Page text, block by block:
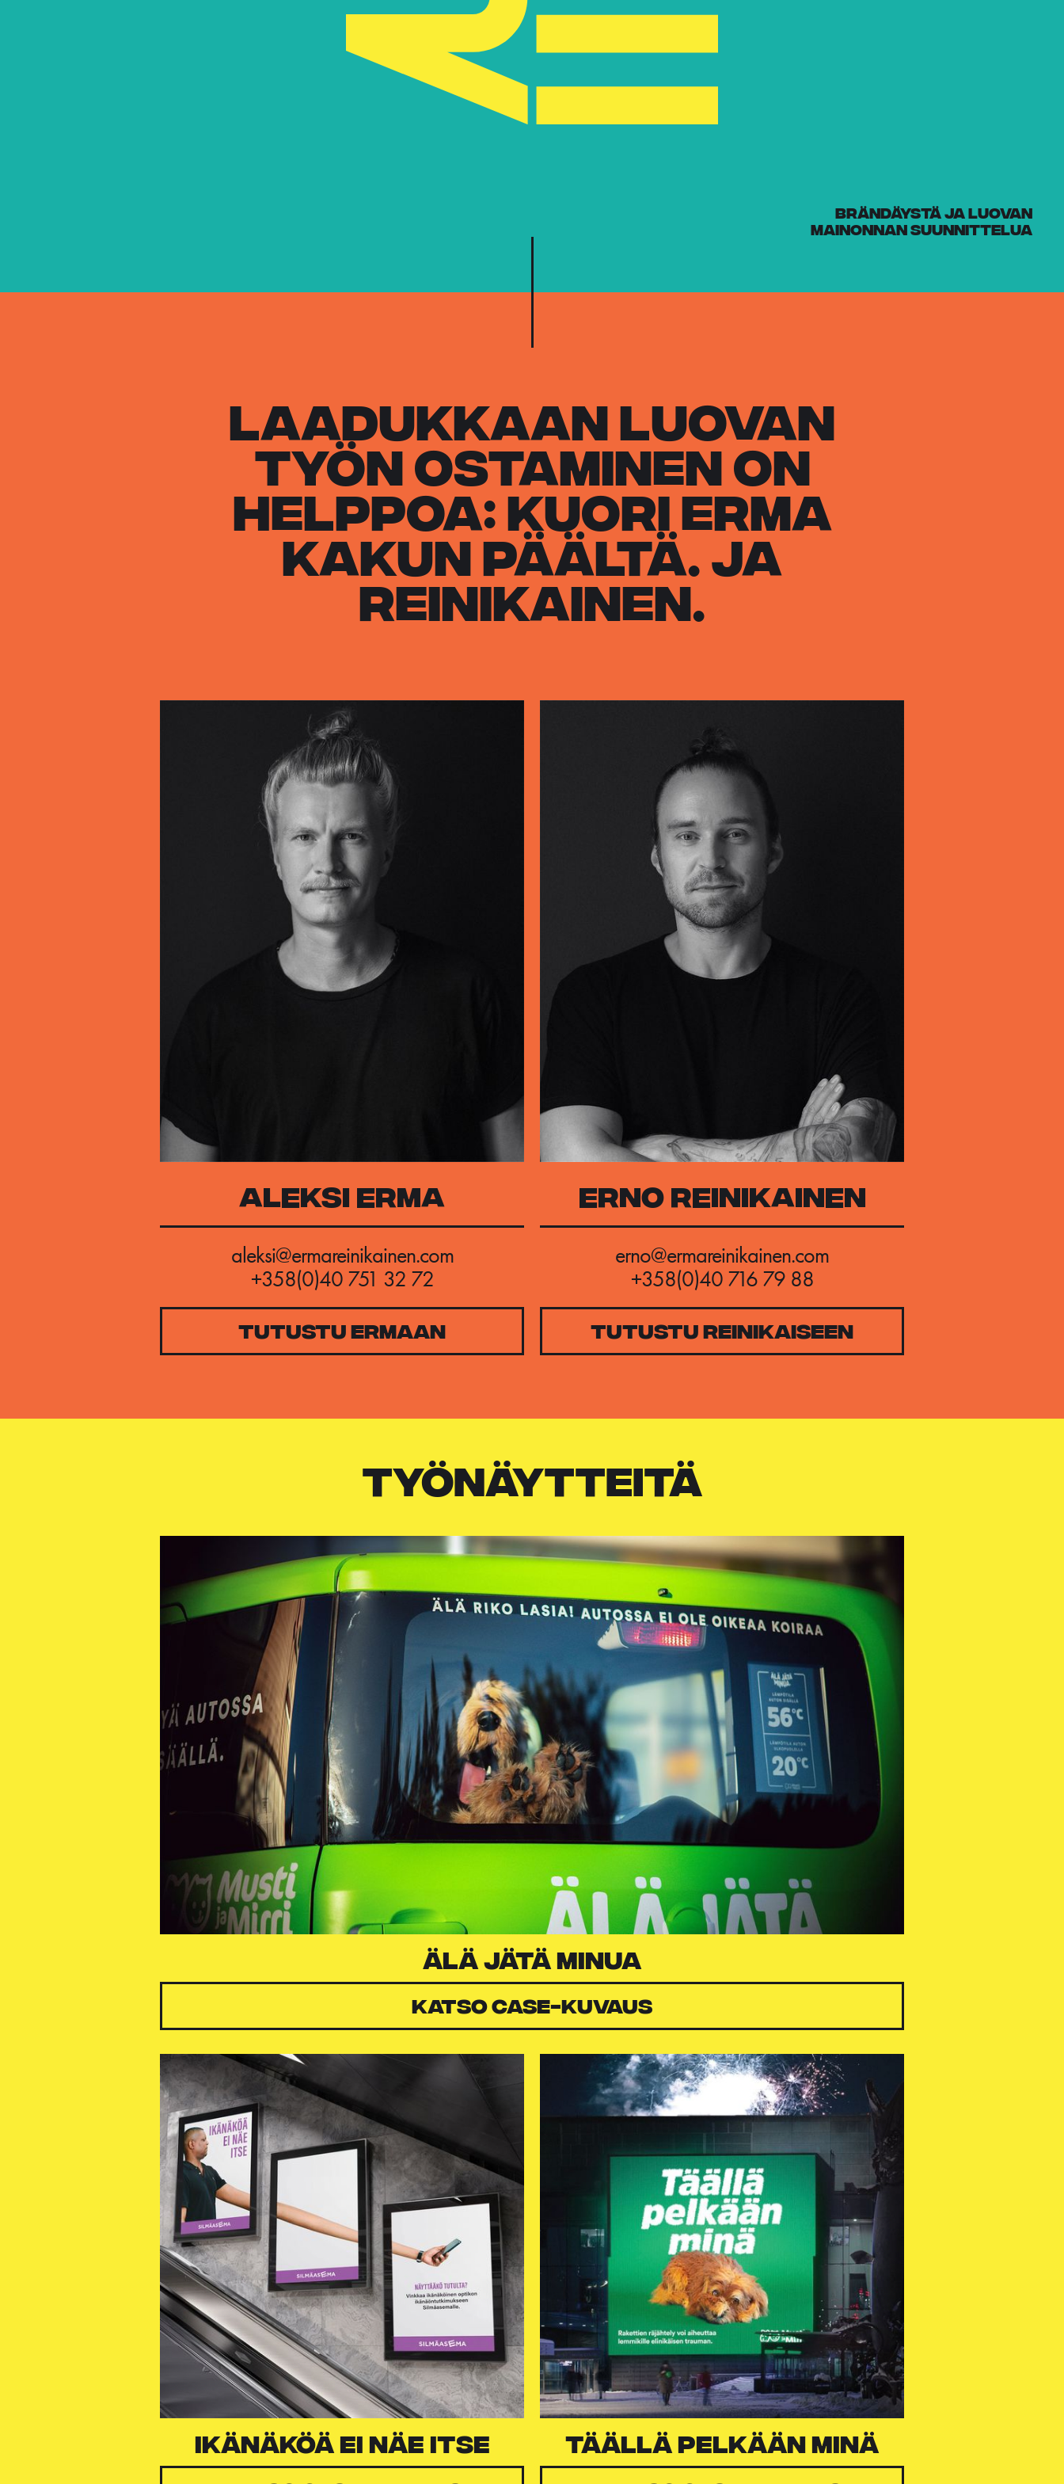
BRÄNDÄYSTÄ JA LUOVAN
MAINONNAN SUUNNITTELUA
Laadukkaan luovan
työn ostaminen on
helppoa: kuori erma
kakun päältä. Ja
reinikainen.
ALEKSI ERMA
aleksi@ermareinikainen.com
+358(0)40 751 32 72
TUTUSTU ERMAAN
ERNO REINIKAINEN
erno@ermareinikainen.com
+358(0)40 716 79 88
TUTUSTU REINIKAISEEN
TYÖNÄYTTEITÄ
ÄLÄ JÄTÄ MINUA
Katso case-kuvaus
IKÄNÄKÖÄ EI NÄE ITSE Täällä pelkään minä